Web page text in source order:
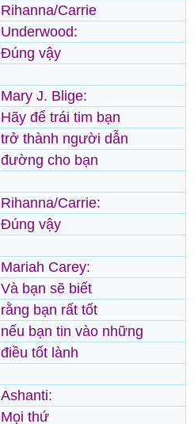
Rihanna/Carrie
Underwood:
Đúng vậy
Mary J. Blige:
Hãy để trái tim bạn
trở thành người dẫn
đường cho bạn
Rihanna/Carrie:
Đúng vậy
Mariah Carey:
Và bạn sẽ biết
rằng bạn rất tốt
nếu bạn tin vào những
điều tốt lành
Ashanti:
Mọi thứ